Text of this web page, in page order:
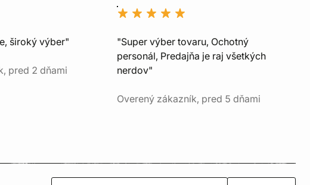
široký výber"
pred 2 dňami
"Super výber tovaru, Ochotný
personál, Predajňa je raj všetkých
nerdov"
Overený zákazník, pred 5 dňami